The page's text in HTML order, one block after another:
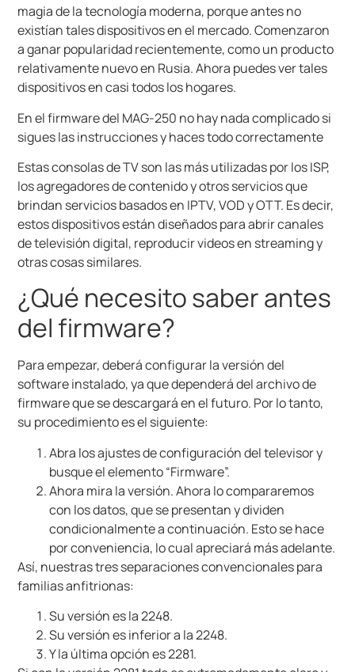
magia de la tecnología moderna, porque antes no
existían tales dispositivos en el mercado. Comenzaron
a ganar popularidad recientemente, como un producto
relativamente nuevo en Rusia. Ahora puedes ver tales
dispositivos en casi todos los hogares.
En el firmware del MAG-250 no hay nada complicado si
sigues las instrucciones y haces todo correctamente
Estas consolas de TV son las más utilizadas por los ISP,
los agregadores de contenido y otros servicios que
brindan servicios basados ​​en IPTV, VOD y OTT. Es decir,
estos dispositivos están diseñados para abrir canales
de televisión digital, reproducir videos en streaming y
otras cosas similares.
¿Qué necesito saber antes
del firmware?
Para empezar, deberá configurar la versión del
software instalado, ya que dependerá del archivo de
firmware que se descargará en el futuro. Por lo tanto,
su procedimiento es el siguiente:
Abra los ajustes de configuración del televisor y
busque el elemento “Firmware”.
Ahora mira la versión. Ahora lo compararemos
con los datos, que se presentan y dividen
condicionalmente a continuación. Esto se hace
por conveniencia, lo cual apreciará más adelante.
Así, nuestras tres separaciones convencionales para
familias anfitrionas:
Su versión es la 2248.
Su versión es inferior a la 2248.
Y la última opción es 2281.